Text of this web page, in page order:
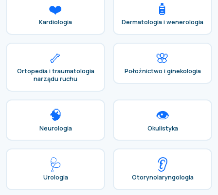
❤️
Kardiologia
🧴
Dermatologia i wenerologia
🦴
Ortopedia i traumatologia
narządu ruchu
🌸
Położnictwo i ginekologia
🧠
Neurologia
👁️
Okulistyka
🩺
Urologia
👂
Otorynolaryngologia